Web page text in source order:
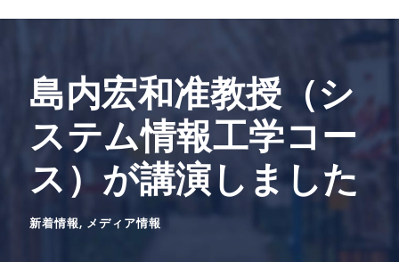
島内宏和准教授（シ
ステム情報工学コー
ス）が講演しました
新着情報, メディア情報